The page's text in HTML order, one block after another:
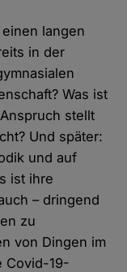
langen
in der
Was ist
stellt
Und später:
und auf
ist ihre
– dringend
zu
von Dingen im
Covid-19-